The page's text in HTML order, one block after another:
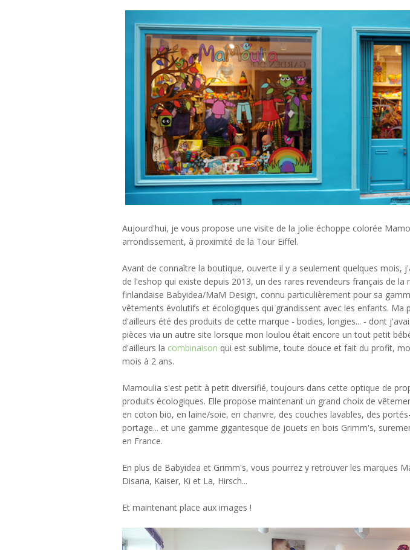
Aujourd'hui, je vous propose une visite de la jolie échoppe colorée
arrondissement, à proximité de la Tour Eiffel.
Avant de connaître la boutique, ouverte il y a seulement quelques mois,
de l'eshop qui existe depuis 2013, un des rares revendeurs français de la
finlandaise Babyidea/MaM Design, connu particulièrement pour sa
vêtements évolutifs et écologiques qui grandissent avec les enfants. Ma
d'ailleurs été des produits de cette marque - bodies, longies... - dont
pièces via un autre site lorsque mon loulou était encore un tout petit
d'ailleurs la combinaison qui est sublime, toute douce et fait du profit,
mois à 2 ans.
Mamoulia s'est petit à petit diversifié, toujours dans cette optique de
produits écologiques. Elle propose maintenant un grand choix de
en coton bio, en laine/soie, en chanvre, des couches lavables, des
portage... et une gamme gigantesque de jouets en bois Grimm's,
en France.
En plus de Babyidea et Grimm's, vous pourrez y retrouver les marques
Disana, Kaiser, Ki et La, Hirsch...
Et maintenant place aux images !